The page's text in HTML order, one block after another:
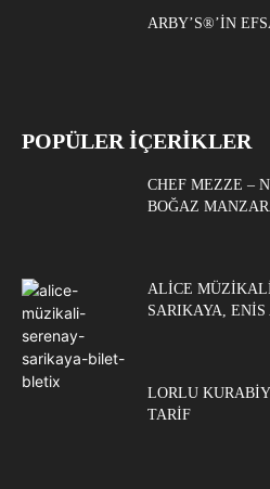
ARBY’S®’IN
POPÜLER İÇERİKLER
CHEF MEZZE –
BOĞAZ
ALICE
SARIKAYA,
LORLU
TARIF